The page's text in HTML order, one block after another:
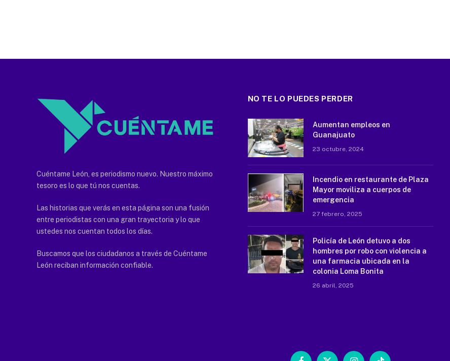
Cuéntame León, es periodismo nuevo. Nuestro máximo
tesoro es lo que tú nos cuentas.
Las historias que verás en esta página son una fusión
entre periodistas con una gran trayectoria y lo que
ustedes nos cuentan todos los días.
Buscamos que los ciudadanos a través de Cuéntame
León reciban información confiable.
NO TE LO PUEDES PERDER
Aumentan empleos en
Guanajuato
23 octubre, 2024
Incendio en restaurante de Plaza
Mayor moviliza a cuerpos de
emergencia
27 febrero, 2025
Policía de León detuvo a dos
hombres por robo con violencia a
una farmacia ubicada en la
colonia Loma Bonita
26 abril, 2025